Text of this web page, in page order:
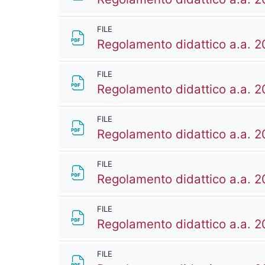
FILE
Regolamento didattico a.a.
FILE
Regolamento didattico a.a.
FILE
Regolamento didattico a.a.
FILE
Regolamento didattico a.a.
FILE
Regolamento didattico a.a.
FILE